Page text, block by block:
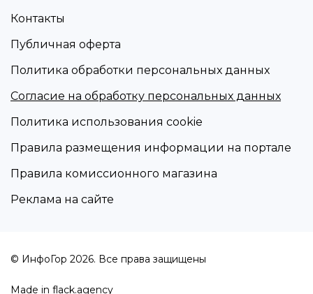
Контакты
Публичная оферта
Политика обработки персональных данных
Согласие на обработку персональных данных
Политика использования cookie
Правила размещения информации на портале
Правила комиссионного магазина
Реклама на сайте
© ИнфоГор 2026. Все права защищены
Made in flack.agency